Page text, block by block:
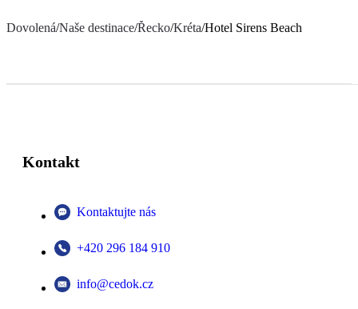
Dovolená/Naše destinace/Řecko/Kréta/Hotel Sirens Beach
Kontakt
Kontaktujte nás
+420 296 184 910
info@cedok.cz